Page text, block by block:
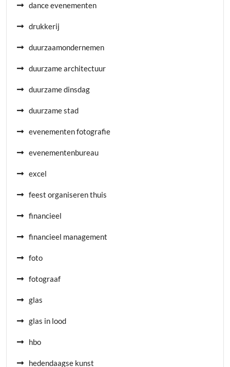
dance evenementen
drukkerij
duurzaamondernemen
duurzame architectuur
duurzame dinsdag
duurzame stad
evenementen fotografie
evenementenbureau
excel
feest organiseren thuis
financieel
financieel management
foto
fotograaf
glas
glas in lood
hbo
hedendaagse kunst